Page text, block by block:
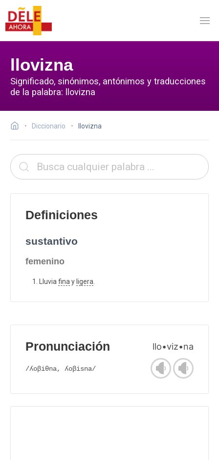
llovizna
Significado, sinónimos, antónimos y traducciones
de la palabra: llovizna
Diccionario llovizna
Definiciones
sustantivo
femenino
Lluvia fina y ligera
Pronunciación llo•viz•na
/ʎoβiθna, ʎoβisna/